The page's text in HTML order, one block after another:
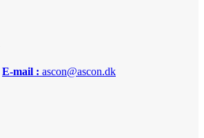
E-mail : ascon@ascon.dk